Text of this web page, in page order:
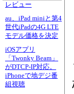
レビュー
au、iPad miniと第4
世代iPadの4G LTE
モデル価格を決定
iOSアプリ
「Twonky Beam」
がDTCP-IP対応。
iPhoneで地デジ番
組視聴